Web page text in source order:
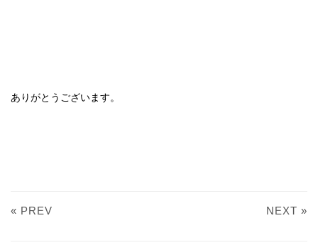
ありがとうございます。
« PREV NEXT »